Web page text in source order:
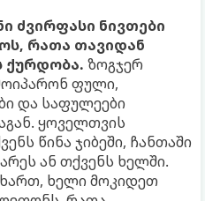
ძვირფასი ნივთები
რათა თავიდან
ქურდობა. ზოგჯერ
ფული,
და საფულეები
ყოველთვის
წინა ჯიბეში, ჩანთაში
ან თქვენს ხელში.
ხელი მოკიდეთ